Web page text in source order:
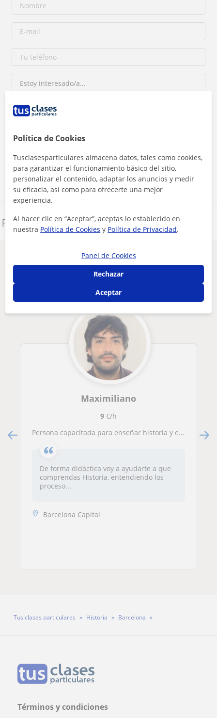
Al hacer clic, aceptas nuestro
Contactar ahora
Denunciar este perfil
Otros profesores de Historia en
Barcelona que pueden interesarte
Maximiliano
9€/h
Persona capacitada para enseñar historia y economía a estudiantes de escuela primaria, secundaria o primer año de universidad
De forma didáctica voy a ayudarte a que
comprendas Historia, entendiendo los
proceso...
Barcelona Capital
Tus clases particulares Historia
Barcelona
Términos y condiciones
Política de Cookies
Tusclasesparticulares almacena datos, tales como cookies,
para garantizar el funcionamiento básico del sitio,
personalizar el contenido, adaptar los anuncios y medir
su eficacia, así como para ofrecerte una mejor
experiencia.
Al hacer clic en “Aceptar”, aceptas lo establecido en
nuestra Política de Cookies y Política de Privacidad.
Panel de Cookies
Rechazar
Aceptar